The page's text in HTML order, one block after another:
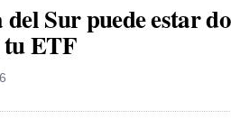
Sur puede estar
tu ETF